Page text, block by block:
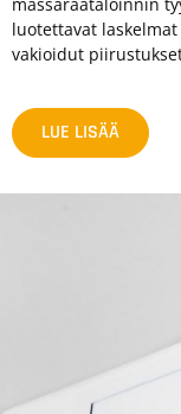
luotettavat
vakioidut
LUE LISÄÄ